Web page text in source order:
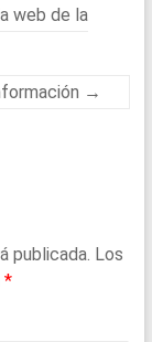
web de la
→
publicada. Los
*